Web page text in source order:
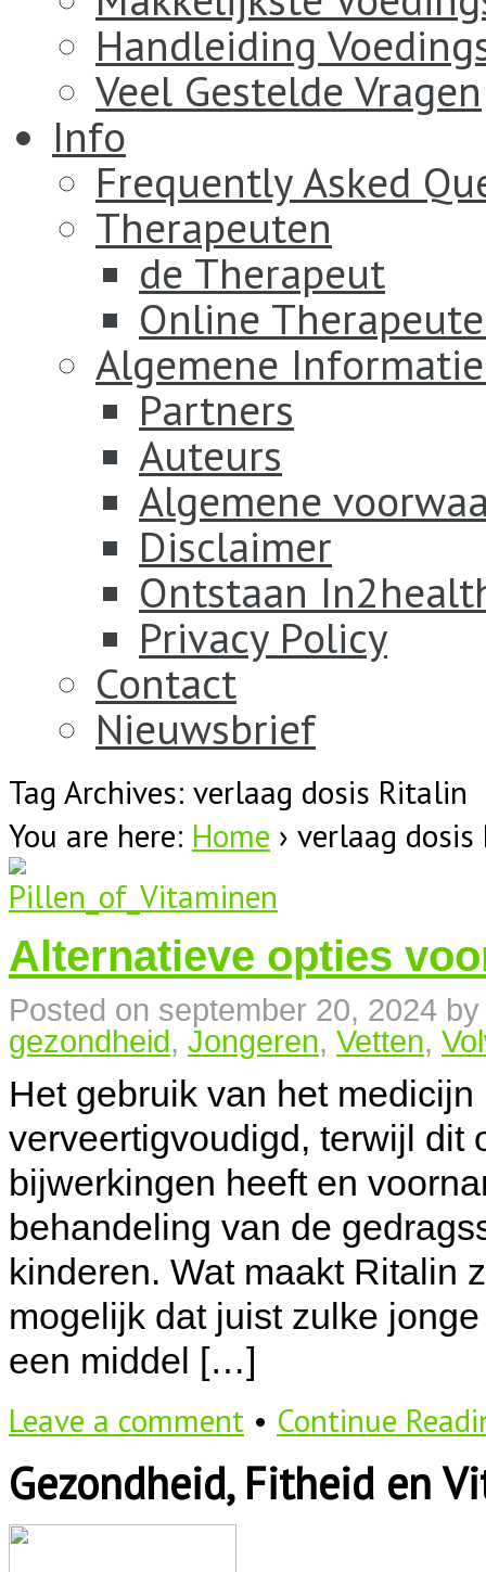
Handleiding
Veel Gestelde Vragen
Info
Frequently Asked
Therapeuten
de Therapeut
Online
Algemene
Partners
Auteurs
Algemene
Disclaimer
Ontstaan
Privacy Policy
Contact
Nieuwsbrief
Tag Archives: verlaag dosis Ritalin
You are here: Home › verlaag
Alternatieve opties
Posted on september 20, 2024 by
gezondheid, Jongeren, Vetten,
Het gebruik van het
verveertigvoudigd, terwijl dit
bijwerkingen heeft en
behandeling van de
kinderen. Wat maakt Ritalin
mogelijk dat juist zulke
een middel […]
Leave a comment • Continue
Gezondheid, Fitheid en